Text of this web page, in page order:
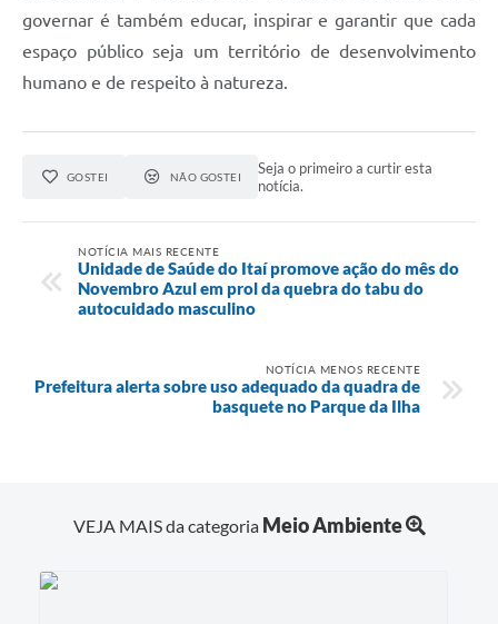
governar é também educar, inspirar e garantir que cada
espaço público seja um território de desenvolvimento
humano e de respeito à natureza.
GOSTEI NÃO GOSTEI
Seja o primeiro a curtir esta
notícia.
NOTÍCIA MAIS RECENTE
Unidade de Saúde do Itaí promove ação do mês do
Novembro Azul em prol da quebra do tabu do
autocuidado masculino
NOTÍCIA MENOS RECENTE
Prefeitura alerta sobre uso adequado da quadra de
basquete no Parque da Ilha
VEJA MAIS da categoria Meio Ambiente